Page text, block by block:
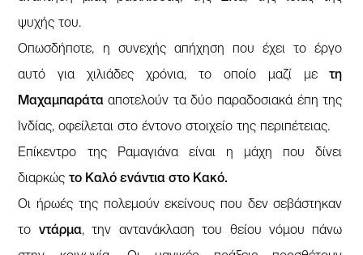
ψυχής του.
Οπωσδήποτε, η συνεχής απήχηση που έχει το έργο
αυτό για χιλιάδες χρόνια, το οποίο μαζί μετη
Μαχαμπαράτααποτελούν τα δύο παραδοσιακά έπη της
Ινδίας, οφείλεται στο έντονο στοιχείο της περιπέτειας.
Επίκεντρο της Ραμαγιάνα είναι η μάχη που δίνει
διαρκώςτο Καλό ενάντια στο Κακό.
Οι ήρωές της πολεμούν εκείνους που δεν σεβάστηκαν
το ντάρμα, την αντανάκλαση του θείου νόμου πάνω